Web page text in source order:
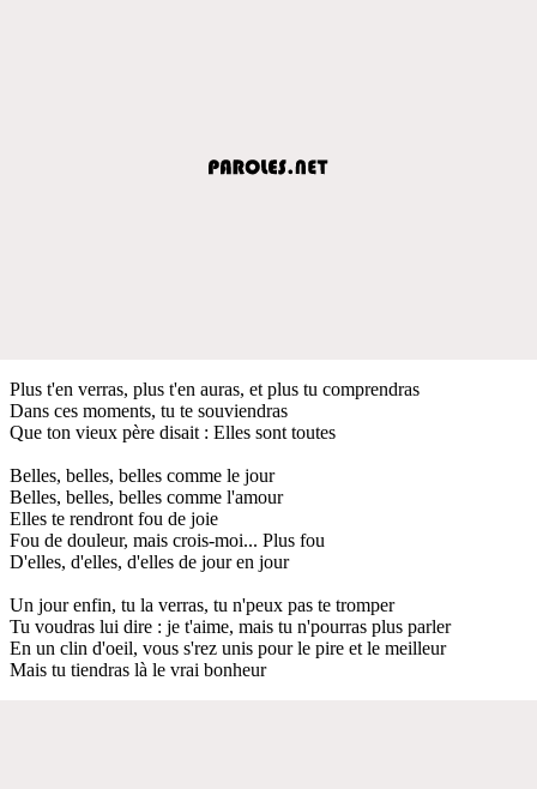
Plus t'en verras, plus t'en auras, et plus tu comprendras
Dans ces moments, tu te souviendras
Que ton vieux père disait : Elles sont toutes
Belles, belles, belles comme le jour
Belles, belles, belles comme l'amour
Elles te rendront fou de joie
Fou de douleur, mais crois-moi... Plus fou
D'elles, d'elles, d'elles de jour en jour
Un jour enfin, tu la verras, tu n'peux pas te tromper
Tu voudras lui dire : je t'aime, mais tu n'pourras plus parler
En un clin d'oeil, vous s'rez unis pour le pire et le meilleur
Mais tu tiendras là le vrai bonheur